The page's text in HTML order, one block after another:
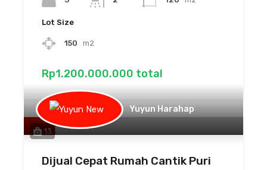
Lot Size
150 m2
Rp1.200.000.000 total
13
Yuyun Harahap
Dijual Cepat Rumah Cantik Puri